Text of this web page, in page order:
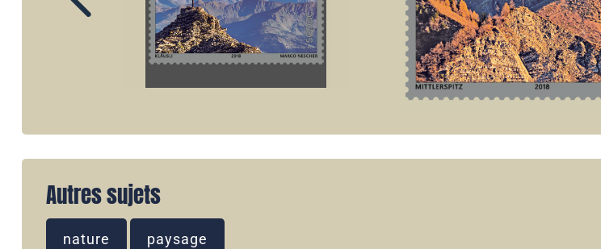
Autres sujets
nature paysage